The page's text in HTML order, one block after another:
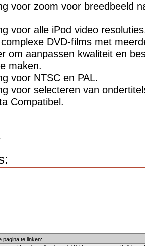
voor zoom voor breedbeeld
voor alle iPod video
DVD-films met
om aanpassen kwaliteit en
maken.
voor NTSC en PAL.
voor selecteren van
Compatibel.
pagina te linken: